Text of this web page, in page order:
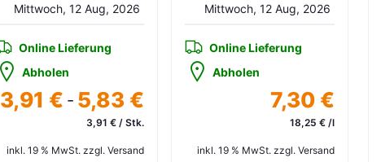
Mittwoch, 12 Aug, 2026
Online Lieferung
Abholen
3,91 € - 5,83 €
3,91 € / Stk.
inkl. 19 % MwSt. zzgl. Versand
Mittwoch, 12 Aug, 2026
Online Lieferung
Abholen
7,30 €
18,25 € /l
inkl. 19 % MwSt. zzgl. Versand